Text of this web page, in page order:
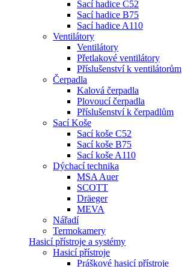
Sací hadice C52
Sací hadice B75
Sací hadice A110
Ventilátory
Ventilátory
Přetlakové ventilátory
Příslušenství k ventilátorům
Čerpadla
Kalová čerpadla
Plovoucí čerpadla
Příslušenství k čerpadlům
Sací Koše
Sací koše C52
Sací koše B75
Sací koše A110
Dýchací technika
MSA Auer
SCOTT
Dräeger
MEVA
Nářadí
Termokamery
Hasicí přístroje a systémy
Hasicí přístroje
Práškové hasicí přístroje